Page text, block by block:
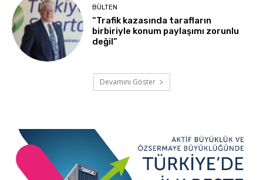
BÜLTEN
“Trafik kazasında tarafların
birbiriyle konum paylaşımı zorunlu
değil”
Devamını Göster